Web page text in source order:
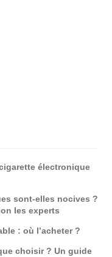
électronique
sont-elles nocives ?
les experts
: où l’acheter ?
choisir ? Un guide